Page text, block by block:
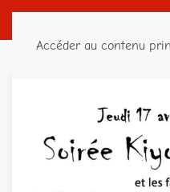
Accéder au contenu